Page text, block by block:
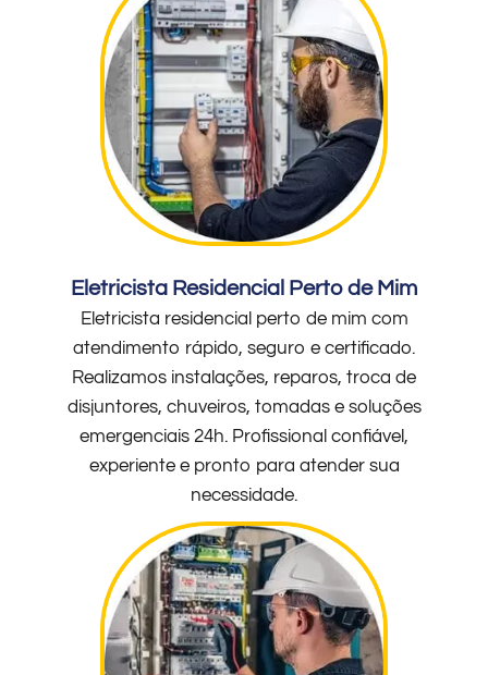
Eletricista Residencial Perto de Mim
Eletricista residencial perto de mim com
atendimento rápido, seguro e certificado.
Realizamos instalações, reparos, troca de
disjuntores, chuveiros, tomadas e soluções
emergenciais 24h. Profissional confiável,
experiente e pronto para atender sua
necessidade.